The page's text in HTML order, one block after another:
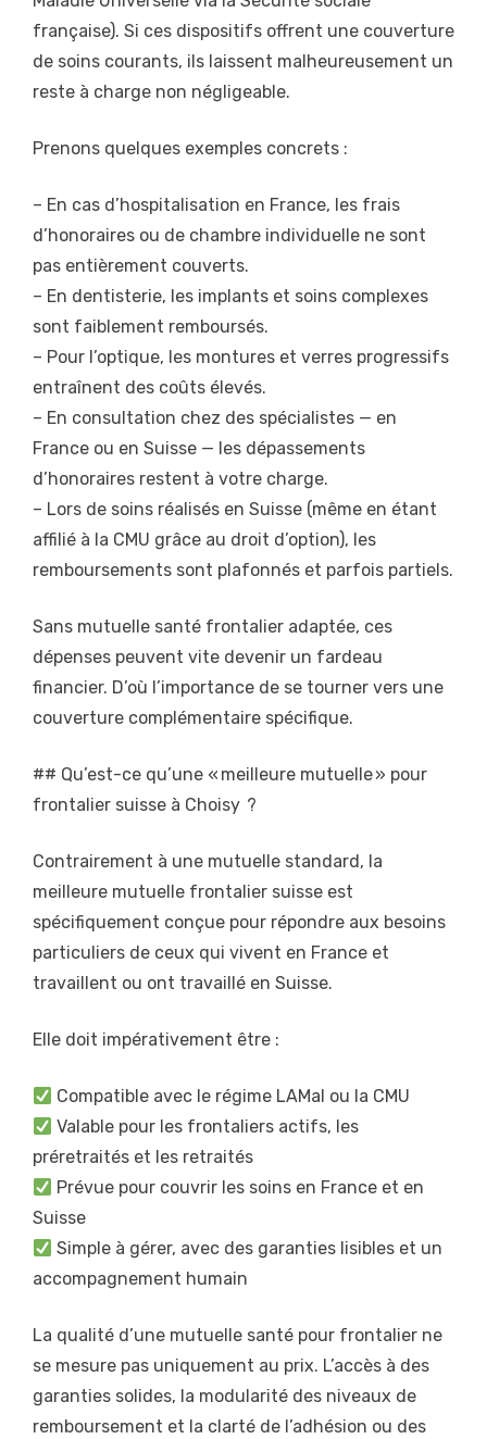
française). Si ces dispositifs offrent une couverture
de soins courants, ils laissent malheureusement un
reste à charge non négligeable.
Prenons quelques exemples concrets :
– En cas d’hospitalisation en France, les frais
d’honoraires ou de chambre individuelle ne sont
pas entièrement couverts.
– En dentisterie, les implants et soins complexes
sont faiblement remboursés.
– Pour l’optique, les montures et verres progressifs
entraînent des coûts élevés.
– En consultation chez des spécialistes — en
France ou en Suisse — les dépassements
d’honoraires restent à votre charge.
– Lors de soins réalisés en Suisse (même en étant
affilié à la CMU grâce au droit d’option), les
remboursements sont plafonnés et parfois partiels.
Sans mutuelle santé frontalier adaptée, ces
dépenses peuvent vite devenir un fardeau
financier. D’où l’importance de se tourner vers une
couverture complémentaire spécifique.
## Qu’est-ce qu’une « meilleure mutuelle » pour
frontalier suisse à Choisy ?
Contrairement à une mutuelle standard, la
meilleure mutuelle frontalier suisse est
spécifiquement conçue pour répondre aux besoins
particuliers de ceux qui vivent en France et
travaillent ou ont travaillé en Suisse.
Elle doit impérativement être :
Compatible avec le régime LAMal ou la CMU
Valable pour les frontaliers actifs, les
préretraités et les retraités
Prévue pour couvrir les soins en France et en
Suisse
Simple à gérer, avec des garanties lisibles et un
accompagnement humain
La qualité d’une mutuelle santé pour frontalier ne
se mesure pas uniquement au prix. L’accès à des
garanties solides, la modularité des niveaux de
remboursement et la clarté de l’adhésion ou des